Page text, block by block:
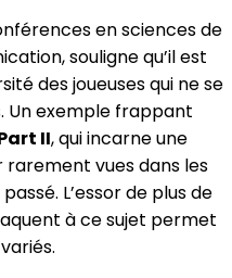
en sciences de
souligne qu’il est
des joueuses qui ne se
Un exemple frappant
II, qui incarne une
vues dans les
L’essor de plus de
à ce sujet permet